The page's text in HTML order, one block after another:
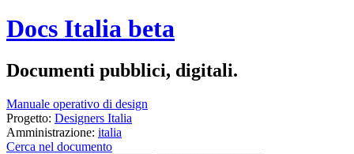
Docs Italia beta
Documenti pubblici, digitali.
Manuale operativo di design
Progetto: Designers Italia
Amministrazione: italia
Cerca nel documento